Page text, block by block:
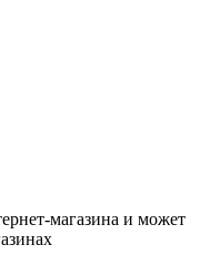
магазина и может